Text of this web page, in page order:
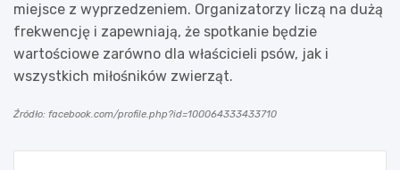
miejsce z wyprzedzeniem. Organizatorzy liczą na dużą
frekwencję i zapewniają, że spotkanie będzie
wartościowe zarówno dla właścicieli psów, jak i
wszystkich miłośników zwierząt.
Źródło: facebook.com/profile.php?id=100064333433710